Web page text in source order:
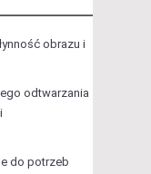
obrazu i
odtwarzania
do potrzeb